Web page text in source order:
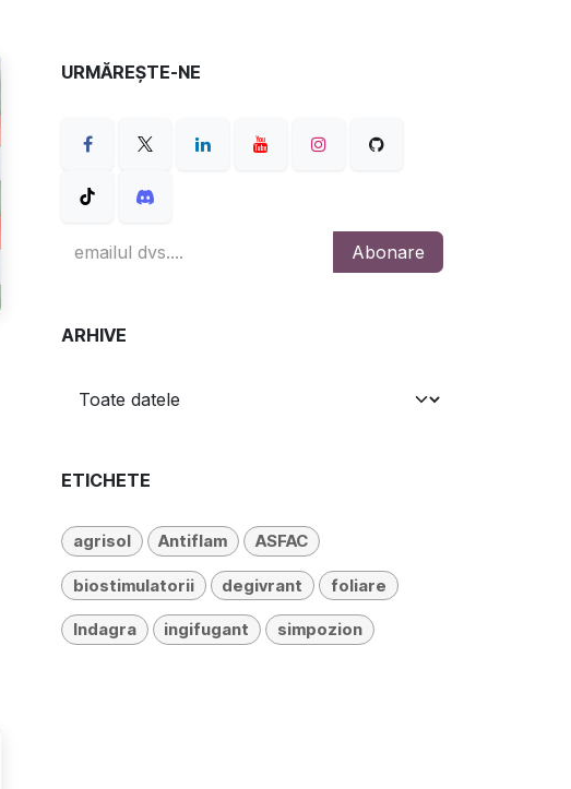
URMĂREȘTE-NE
Abonare
ARHIVE
ETICHETE
agrisol Antiflam ASFAC
biostimulatorii degivrant foliare
Indagra ingifugant simpozion